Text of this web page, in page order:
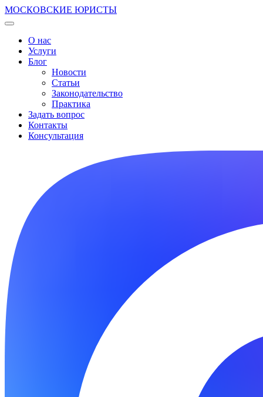
МОСКОВСКИЕ ЮРИСТЫ
О нас
Услуги
Блог
Новости
Статьи
Законодательство
Практика
Задать вопрос
Контакты
Консультация